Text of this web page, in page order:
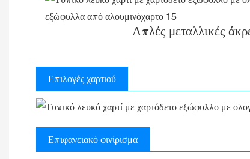
Απλές μεταλλικές
Επιλογές χαρτιού
Επιφανειακό φινίρισμα